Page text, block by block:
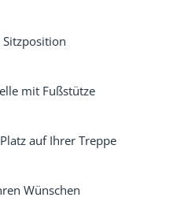
mit Fußstütze
auf Ihrer Treppe
Wünschen